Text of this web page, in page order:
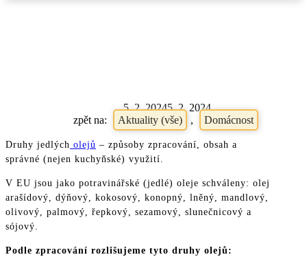
5. 2. 20245. 2. 2024
Aktuality (vše)
, Domácnost
Druhy jedlých olejů – způsoby zpracování, obsah a
správné (nejen kuchyňské) využití.
V EU jsou jako potravinářské (jedlé) oleje schváleny: olej
arašídový, dýňový, kokosový, konopný, lněný, mandlový,
olivový, palmový, řepkový, sezamový, slunečnicový a
sójový.
Podle zpracování rozlišujeme tyto druhy olejů: